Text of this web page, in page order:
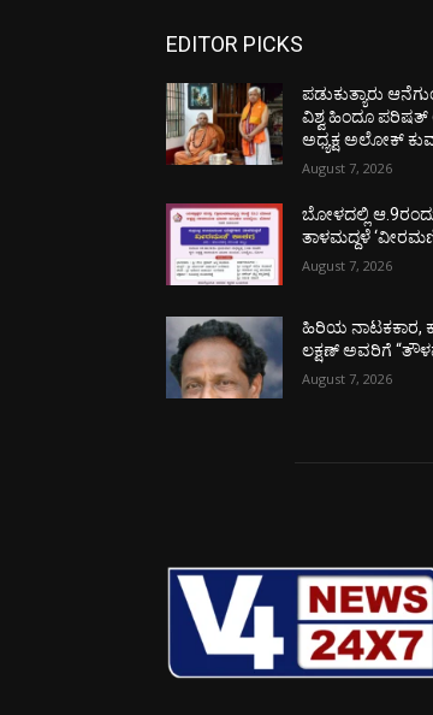
EDITOR PICKS
ಪಡುಕುತ್ಯಾರು
ವಿಶ್ವ ಹಿಂದೂ ಪರಿಷತ್
ಅಧ್ಯಕ್ಷ ಅಲೋಕ್
August 7, 2026
ಬೋಳದಲ್ಲಿ
ತಾಳಮದ್ದಳೆ
August 7, 2026
ಹಿರಿಯ ನಾಟಕಕಾರ,
ಲಕ್ಷಣ್ ಅವರಿಗೆ “ತೌಳವ
August 7, 2026